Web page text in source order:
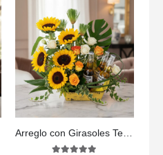
Arreglo con Girasoles Temis